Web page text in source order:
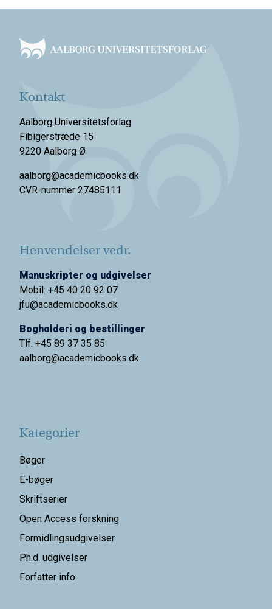
Kontakt
Aalborg Universitetsforlag
Fibigerstræde 15
9220 Aalborg Ø
aalborg@academicbooks.dk
CVR-nummer 27485111
Henvendelser vedr.
Manuskripter og udgivelser
Mobil: +45 40 20 92 07
jfu@academicbooks.dk
Bogholderi og bestillinger
Tlf. +45 89 37 35 85
aalborg@academicbooks.dk
Kategorier
Bøger
E-bøger
Skriftserier
Open Access forskning
Formidlingsudgivelser
Ph.d. udgivelser
Forfatter info